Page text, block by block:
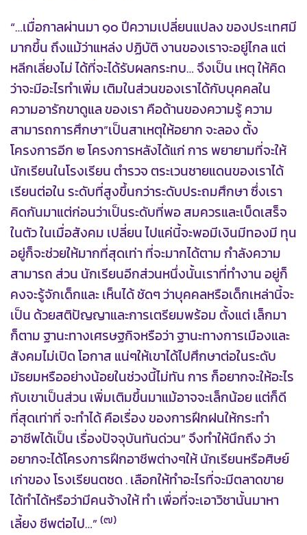
“…เมื่อกาลผ่านมา ๑๐ ปีความเปลี่ยนแปลง ของประเทศมี
มากขึ้น ถึงแม้ว่าแหล่ง ปฏิบัติ งานของเราจะอยู่ไกล แต่
หลีกเลี่ยงไม่ ได้ที่จะได้รับผลกระทบ… จึงเป็น เหตุ ให้คิด
ว่าจะมีอะไรทำเพิ่ม เติมในส่วนของเราได้กับบุคคลใน
ความอารักขาดูแล ของเรา คือด้านของความรู้ ความ
สามารถการศึกษา”เป็นสาเหตุให้อยาก จะลอง ตั้ง
โครงการอีก ๒ โครงการหลังได้แก่ การ พยายามที่จะให้
นักเรียนในโรงเรียน ตำรวจ ตระเวนชายแดนของเราได้
เรียนต่อใน ระดับที่สูงขึ้นกว่าระดับประถมศึกษา ซึ่งเรา
คิดกันมาแต่ก่อนว่าเป็นระดับที่พอ สมควรและเบ็ดเสร็จ
ในตัว ในเมื่อสังคม เปลี่ยน ไปแค่นี้จะพอมีเงินมีทองมี ทุน
อยู่ก็จะช่วยให้มากที่สุดเท่า ที่จะมากได้ตาม กำลังความ
สามารถ ส่วน นักเรียนอีกส่วนหนึ่งนั้นเราที่ทำงาน อยู่ก็
คงจะรู้จักเด็กและ เห็นได้ ชัดๆ ว่าบุคคลหรือเด็กเหล่านี้จะ
เป็น ด้วยสติปัญญาและการเตรียมพร้อม ตั้งแต่ เล็กมา
ก็ตาม ฐานะทางเศรษฐกิจหรือว่า ฐานะทางการเมืองและ
สังคมไม่เปิด โอกาส แน่ๆให้เขาได้ไปศึกษาต่อในระดับ
มัธยมหรืออย่างน้อยในช่วงนี้ไม่ทัน การ ก็อยากจะให้อะไร
กับเขาเป็นส่วน เพิ่มเติมขึ้นมาแม้อาจจะเล็กน้อย แต่ก็ดี
ที่สุดเท่าที่ จะทำได้ คือเรื่อง ของการฝึกฝนให้กระทำ
อาชีพได้เป็น เรื่องปัจจุบันทันด่วน” จึงทำให้นึกถึง ว่า
อยากจะได้โครงการฝึกอาชีพต่างๆให้ นักเรียนหรือศิษย์
เก่าของ โรงเรียนตชด . เลือกให้ทำอะไรที่จะมีตลาดขาย
ได้ทำได้หรือว่ามีคนจ้างให้ ทำ เพื่อที่จะเอาวิชานั้นมาหา
เลี้ยง ชีพต่อไป…”(๗)